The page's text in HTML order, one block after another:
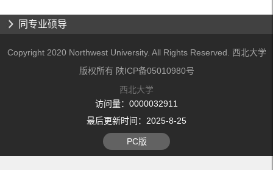
同专业硕导
Copyright 2020 Northwest University. All Rights Reserved. 西北大学
版权所有 陕ICP备05010980号
西北大学
访问量： 0000032911
最后更新时间： 2025-8-25
PC版